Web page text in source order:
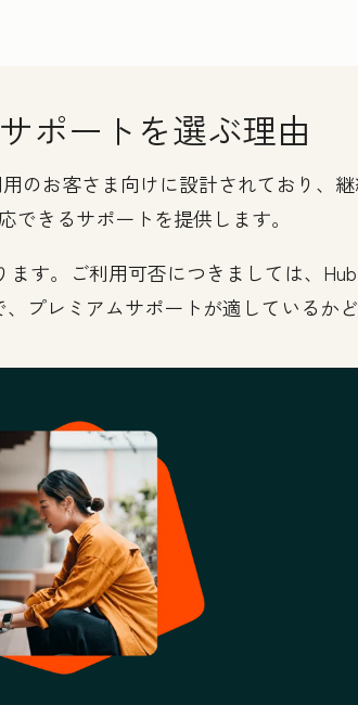
ポートを選ぶ理由
のお客さま向けに設計されており、
できるサポートを提供します。
す。ご利用可否につきましては、
プレミアムサポートが適しているか